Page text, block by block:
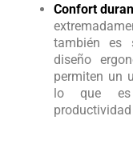
Confort
también es
diseño
permiten un
lo que es